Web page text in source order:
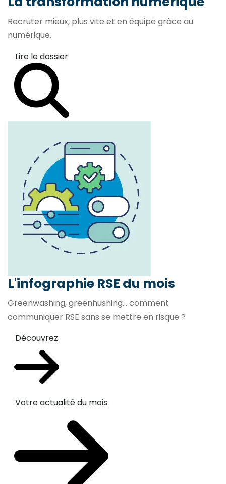
Recruter mieux, plus vite et en équipe grâce au
numérique.
Lire le dossier
L'infographie RSE du mois
Greenwashing, greenhushing… comment
communiquer RSE sans se mettre en risque ?
Découvrez
Votre actualité du mois